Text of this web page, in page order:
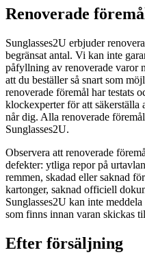
Renoverade föremål
Sunglasses2U erbjuder
begränsat antal. Vi kan inte
påfyllning av renoverade varor
att du beställer så snart som
renoverade föremål har testats
klockexperter för att säkerställa
når dig. Alla renoverade
Sunglasses2U.
Observera att renoverade
defekter: ytliga repor på
remmen, skadad eller saknad
kartonger, saknad officiell
Sunglasses2U kan inte
som finns innan varan skickas
Efter försäljning